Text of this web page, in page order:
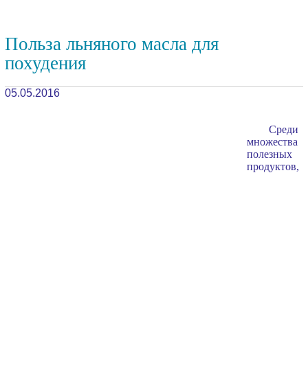
Польза льняного масла для
похудения
05.05.2016
Среди
множества
полезных
продуктов,